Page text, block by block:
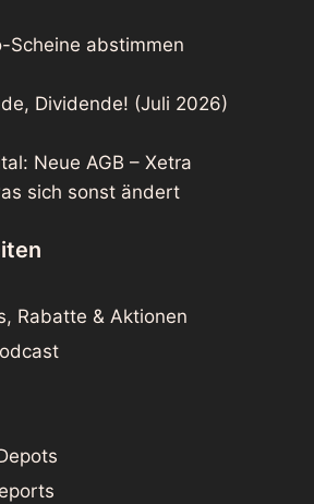
Scheine abstimmen
Dividende! (Juli 2026)
Neue AGB – Xetra
sich sonst ändert
Rabatte & Aktionen